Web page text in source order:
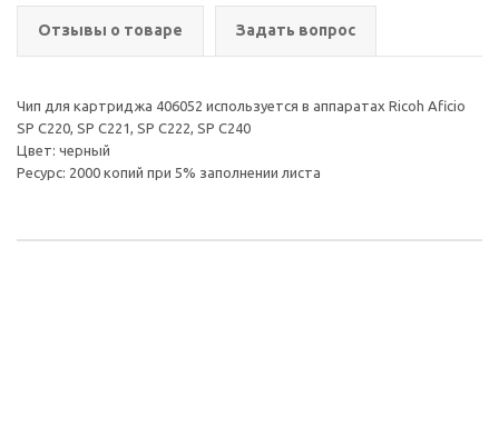
Отзывы о товаре Задать вопрос
Чип для картриджа 406052 используется в аппаратах Ricoh Aficio
SP C220, SP C221, SP C222, SP C240
Цвет: черный
Ресурс: 2000 копий при 5% заполнении листа